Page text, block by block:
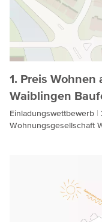
1. Preis
Waiblingen
Einladungswettbewerb
Wohnungsgesellschaft